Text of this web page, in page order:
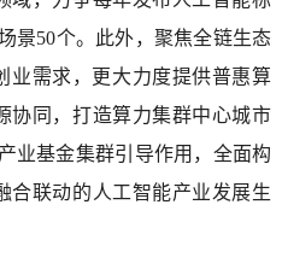
景50个。此外，聚焦全链生态
业需求，更大力度提供普惠算
协同，打造算力集群中心城市
业基金集群引导作用，全面构
合联动的人工智能产业发展生